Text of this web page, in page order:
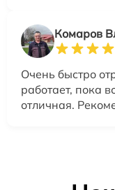
Комаров
Очень быстро
работает, пока
отличная.